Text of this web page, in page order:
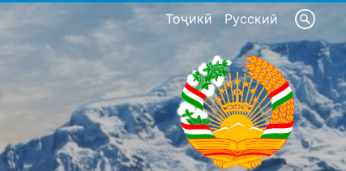
Тоҷикӣ Русский